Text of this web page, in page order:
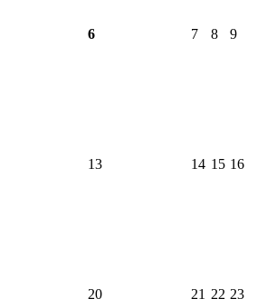
6 7 8 9
13 14 15 16
20 21 22 23